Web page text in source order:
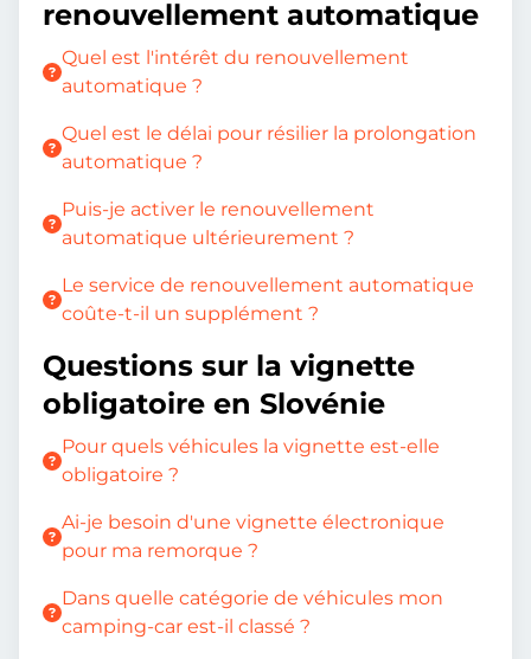
renouvellement automatique
Quel est l'intérêt du renouvellement
automatique ?
Quel est le délai pour résilier la prolongation
automatique ?
Puis-je activer le renouvellement
automatique ultérieurement ?
Le service de renouvellement automatique
coûte-t-il un supplément ?
Questions sur la vignette
obligatoire en Slovénie
Pour quels véhicules la vignette est-elle
obligatoire ?
Ai-je besoin d'une vignette électronique
pour ma remorque ?
Dans quelle catégorie de véhicules mon
camping-car est-il classé ?